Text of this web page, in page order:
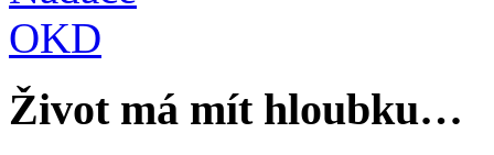
Život má mít hloubku…